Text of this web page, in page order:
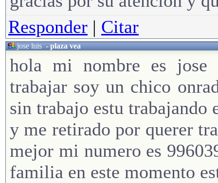
Responder | Citar
jose luis-plaza vea
hola mi nombre es jose
trabajar soy un chico
sin trabajo estu
y me retirado por querer
mejor mi numero es
familia en este momento